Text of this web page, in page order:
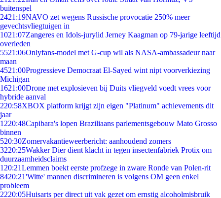
buitenspel
2421:19NAVO zet wegens Russische provocatie 250% meer
gevechtsvliegtuigen in
1021:07Zangeres en Idols-jurylid Jerney Kaagman op 79-jarige leeftijd
overleden
5521:06Onlyfans-model met G-cup wil als NASA-ambassadeur naar
maan
4521:00Progressieve Democraat El-Sayed wint nipt voorverkiezing
Michigan
1621:00Drone met explosieven bij Duits vliegveld voedt vrees voor
hybride aanval
220:58XBOX platform krijgt zijn eigen "Platinum" achievements dit
jaar
1220:48Capibara's lopen Braziliaans parlementsgebouw Mato Grosso
binnen
520:30Zomervakantieweerbericht: aanhoudend zomers
3220:25Wakker Dier dient klacht in tegen insectenfabriek Protix om
duurzaamheidsclaims
1 20:21Lemmen boekt eerste profzege in zware Ronde van Polen-rit
8420:21'Witte' mannen discrimineren is volgens OM geen enkel
probleem
2220:05Huisarts per direct uit vak gezet om ernstig alcoholmisbruik